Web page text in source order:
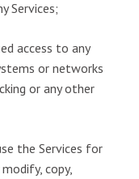
Services;
access to any
or networks
or any other
the Services for
copy,